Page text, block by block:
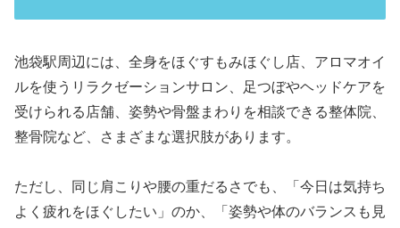
池袋駅周辺には、全身をほぐすもみほぐし店、アロマオイ
ルを使うリラクゼーションサロン、足つぼやヘッドケアを
受けられる店舗、姿勢や骨盤まわりを相談できる整体院、
整骨院など、さまざまな選択肢があります。
ただし、同じ肩こりや腰の重だるさでも、「今日は気持ち
よく疲れをほぐしたい」のか、「姿勢や体のバランスも見